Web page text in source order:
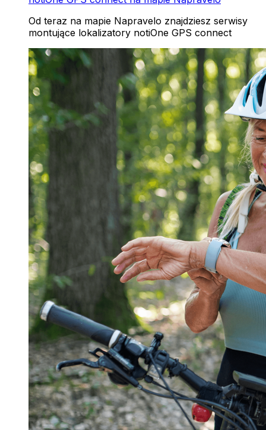
Od teraz na mapie Napravelo znajdziesz serwisy
montujące lokalizatory notiOne GPS connect